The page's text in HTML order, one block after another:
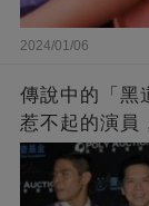
2024/01/06
傳說中的「黑
惹不起的演員